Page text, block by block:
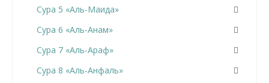
Сура 5 «Аль-Маида»
Сура 6 «Аль-Анам»
Сура 7 «Аль-Араф»
Сура 8 «Аль-Анфаль»